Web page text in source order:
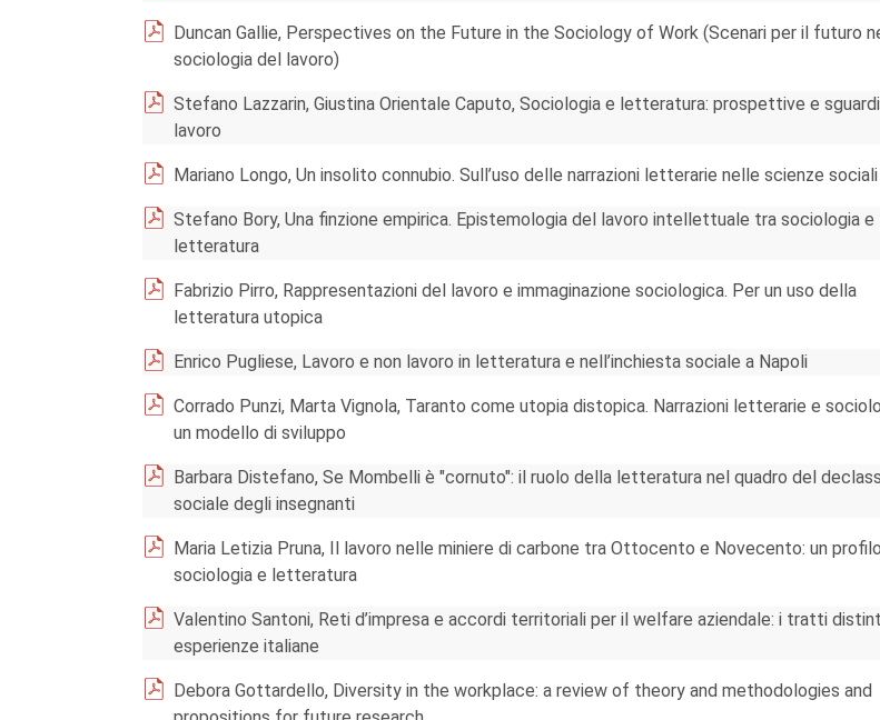
Duncan Gallie, Perspectives on the Future in the Sociology of Work (Scenari per il futuro
sociologia del lavoro)
Stefano Lazzarin, Giustina Orientale Caputo, Sociologia e letteratura: prospettive e
lavoro
Mariano Longo, Un insolito connubio. Sull’uso delle narrazioni letterarie nelle scienze sociali
Stefano Bory, Una finzione empirica. Epistemologia del lavoro intellettuale tra sociologia e
letteratura
Fabrizio Pirro, Rappresentazioni del lavoro e immaginazione sociologica. Per un uso della
letteratura utopica
Enrico Pugliese, Lavoro e non lavoro in letteratura e nell’inchiesta sociale a Napoli
Corrado Punzi, Marta Vignola, Taranto come utopia distopica. Narrazioni letterarie e
un modello di sviluppo
Barbara Distefano, Se Mombelli è "cornuto": il ruolo della letteratura nel quadro del
sociale degli insegnanti
Maria Letizia Pruna, Il lavoro nelle miniere di carbone tra Ottocento e Novecento: un
sociologia e letteratura
Valentino Santoni, Reti d’impresa e accordi territoriali per il welfare aziendale: i tratti
esperienze italiane
Debora Gottardello, Diversity in the workplace: a review of theory and methodologies and